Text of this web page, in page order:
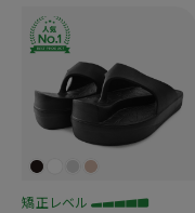
矯正レベル